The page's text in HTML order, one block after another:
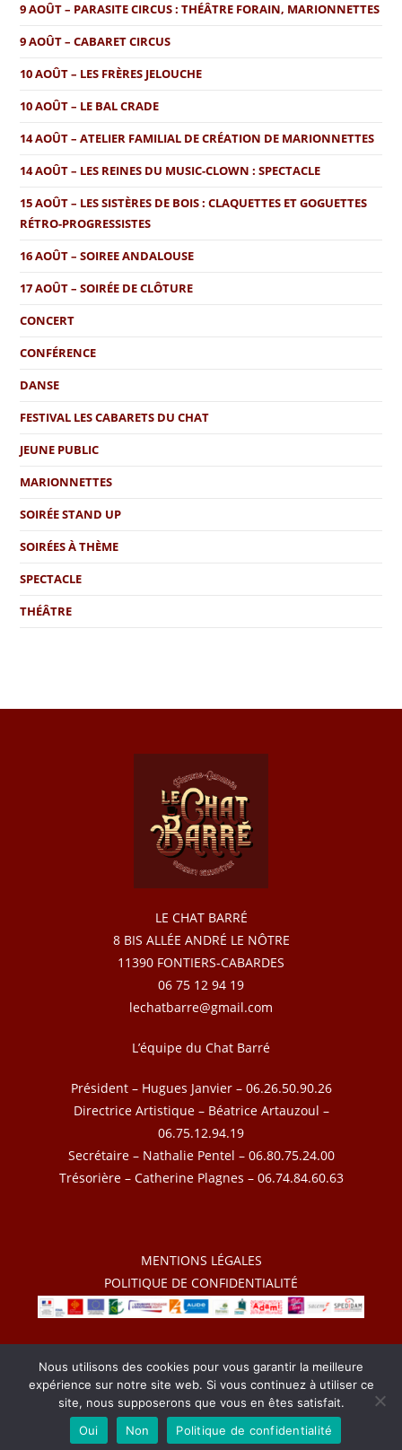
9 AOÛT – PARASITE CIRCUS : THÉÂTRE FORAIN, MARIONNETTES
9 AOÛT – CABARET CIRCUS
10 AOÛT – LES FRÈRES JELOUCHE
10 AOÛT – LE BAL CRADE
14 AOÛT – ATELIER FAMILIAL DE CRÉATION DE MARIONNETTES
14 AOÛT – LES REINES DU MUSIC-CLOWN : SPECTACLE
15 AOÛT – LES SISTÈRES DE BOIS : CLAQUETTES ET GOGUETTES
RÉTRO-PROGRESSISTES
16 AOÛT – SOIREE ANDALOUSE
17 AOÛT – SOIRÉE DE CLÔTURE
CONCERT
CONFÉRENCE
DANSE
FESTIVAL LES CABARETS DU CHAT
JEUNE PUBLIC
MARIONNETTES
SOIRÉE STAND UP
SOIRÉES À THÈME
SPECTACLE
THÉÂTRE
LE CHAT BARRÉ
8 BIS ALLÉE ANDRÉ LE NÔTRE
11390 FONTIERS-CABARDES
06 75 12 94 19
lechatbarre@gmail.com
L’équipe du Chat Barré
Président – Hugues Janvier – 06.26.50.90.26
Directrice Artistique – Béatrice Artauzoul –
06.75.12.94.19
Secrétaire – Nathalie Pentel – 06.80.75.24.00
Trésorière – Catherine Plagnes – 06.74.84.60.63
MENTIONS LÉGALES
POLITIQUE DE CONFIDENTIALITÉ
2026 – Le Chat Barré – Tous droits réservés
Nous utilisons des cookies pour vous garantir la meilleure
expérience sur notre site web. Si vous continuez à utiliser ce
site, nous supposerons que vous en êtes satisfait.
Oui
Non Politique de confidentialité